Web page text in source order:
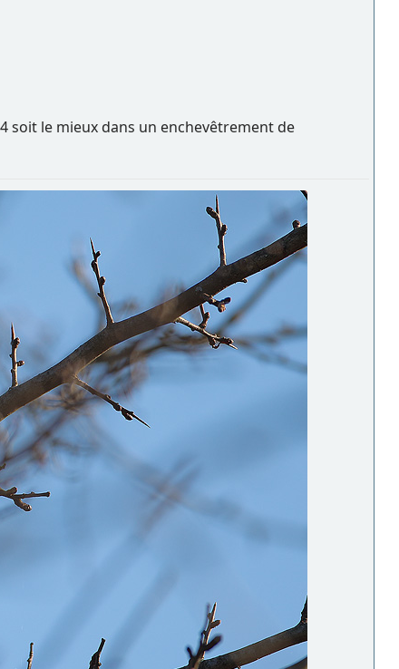
soit le mieux dans un enchevêtrement de